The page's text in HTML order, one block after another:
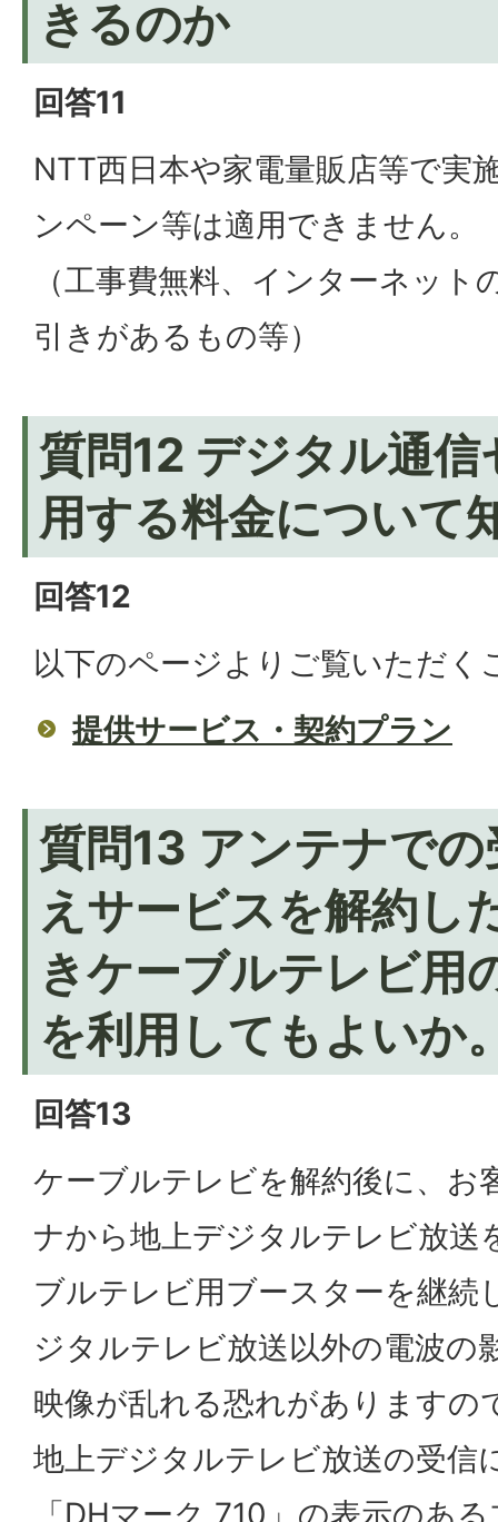
きるのか
回答11
NTT西日本や家電量販店等で実
ンペーン等は適用できません。
（工事費無料、インターネット
引きがあるもの等）
質問12 デジタル通
用する料金について
回答12
以下のページよりご覧いただく
提供サービス・契約プラン
質問13 アンテナで
えサービスを解約し
きケーブルテレビ用
を利用してもよいか
回答13
ケーブルテレビを解約後に、お
ナから地上デジタルテレビ放送
ブルテレビ用ブースターを継続
ジタルテレビ放送以外の電波の
映像が乱れる恐れがありますの
地上デジタルテレビ放送の受信
「DHマーク 710」の表示のあ